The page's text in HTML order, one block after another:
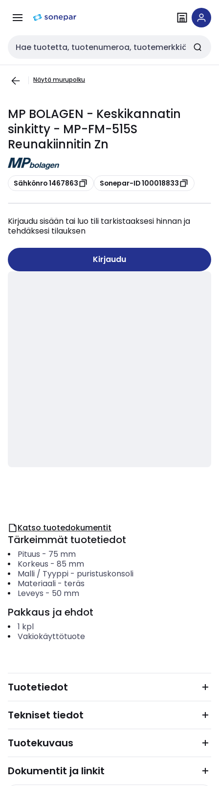
navigointiinsisältöön
Haku
Näytä murupolku
MP BOLAGEN - Keskikannatin
sinkitty - MP-FM-515S
Reunakiinnitin Zn
Kopioi
Sähkönro 1467863 Kopioi
Sonepar-ID 100018833
Kirjaudu sisään tai luo tili tarkistaaksesi hinnan ja
tehdäksesi tilauksen
Kirjaudu
Katso tuotedokumentit
Tärkeimmät tuotetiedot
Pituus - 75 mm
Korkeus - 85 mm
Malli / Tyyppi- puristuskonsoli
Materiaali- teräs
Leveys - 50 mm
Pakkaus ja ehdot
1 kpl
Vakiokäyttötuote
Tuotetiedot
Tekniset tiedot
Tuotekuvaus
Dokumentit ja linkit